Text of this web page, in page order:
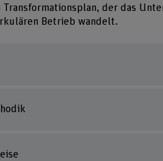
der das
Betrieb wandelt.